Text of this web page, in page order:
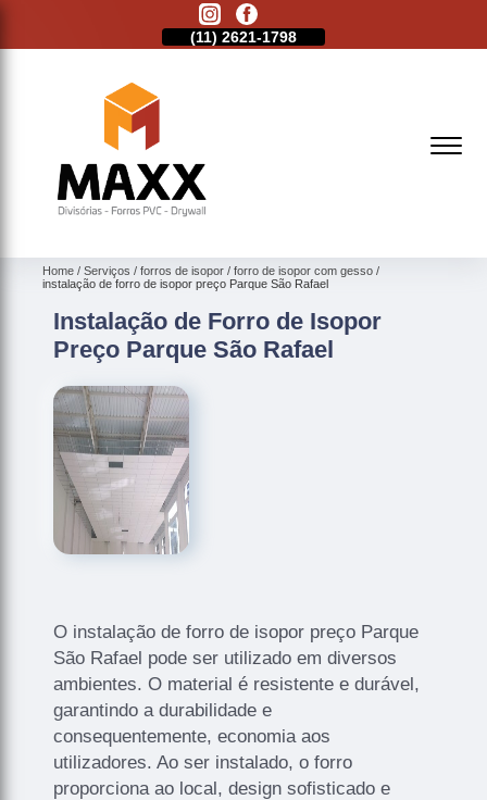
(11) 2621-1798
Home Serviços forros de isopor
forro de isopor com gesso
instalação de forro de isopor preço Parque São Rafael
Instalação de Forro de Isopor
Preço Parque São Rafael
O instalação de forro de isopor preço Parque
São Rafael pode ser utilizado em diversos
ambientes. O material é resistente e durável,
garantindo a durabilidade e
consequentemente, economia aos
utilizadores. Ao ser instalado, o forro
proporciona ao local, design sofisticado e